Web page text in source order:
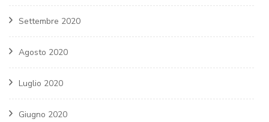
Settembre 2020
Agosto 2020
Luglio 2020
Giugno 2020